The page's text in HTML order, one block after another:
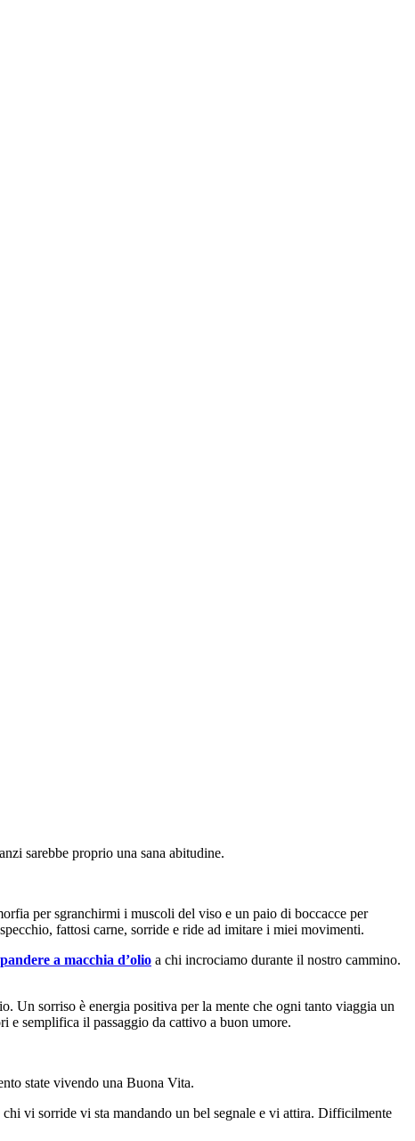
sarebbe proprio una sana abitudine.
per sgranchirmi i muscoli del viso e un paio di boccacce per
fattosi carne, sorride e ride ad imitare i miei movimenti.
a macchia d’olio a chi incrociamo durante il nostro cammino.
Un sorriso è energia positiva per la mente che ogni tanto viaggia un
e semplifica il passaggio da cattivo a buon umore.
state vivendo una Buona Vita.
vi sorride vi sta mandando un bel segnale e vi attira. Difficilmente